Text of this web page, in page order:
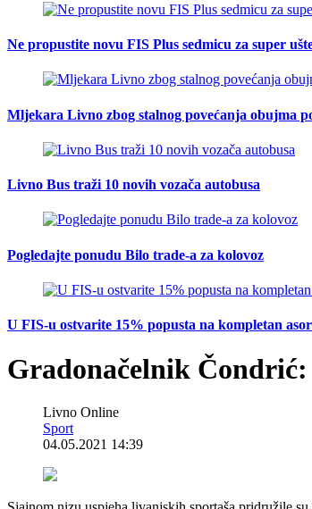
Ne propustite novu FIS Plus sedmicu za super
Mljekara Livno zbog stalnog povećanja obujma
Livno Bus traži 10 novih vozača autobusa
Pogledajte ponudu Bilo trade-a za kolovoz
U FIS-u ostvarite 15% popusta na kompletan
Gradonačelnik
Livno Online
Sport
04.05.2021 14:39